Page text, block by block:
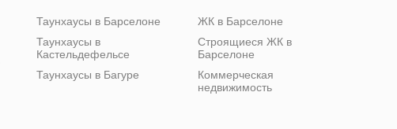
Таунхаусы в Барселоне
Таунхаусы в
Кастельдефельсе
Таунхаусы в Багуре
ЖК в Барселоне
Строящиеся ЖК в
Барселоне
Коммерческая
недвижимость